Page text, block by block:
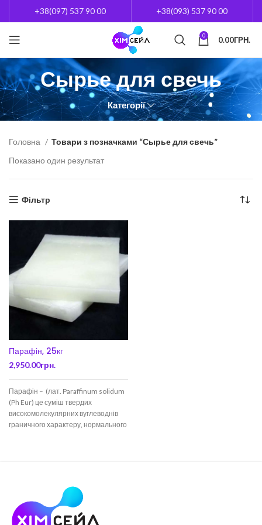
+38(097) 537 90 00 +38(093) 537 90 00
0 0.00ГРН.
Сырье для свечь
Категорії
Головна
Товари з позначками “Сырье для свечь”
Показано один результат
Фільтр
Парафін, 25кг
2,950.00грн.
Парафін – (лат. Paraffinum solidum
(Ph Eur) це суміш твердих
високомолекулярних вуглеводнів
граничного характеру, нормального